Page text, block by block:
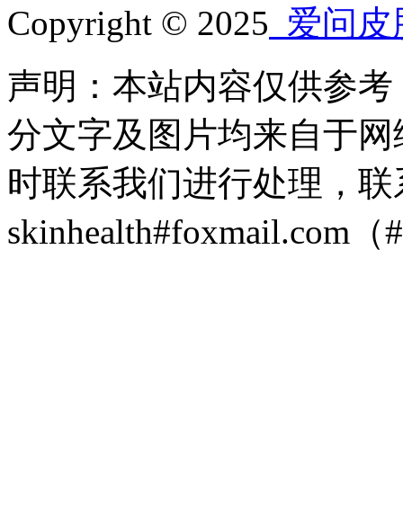
Copyright © 2025 爱问皮
声明：本站内容仅供参
分文字及图片均来自于
时联系我们进行处理，
skinhealth#foxmail.com（